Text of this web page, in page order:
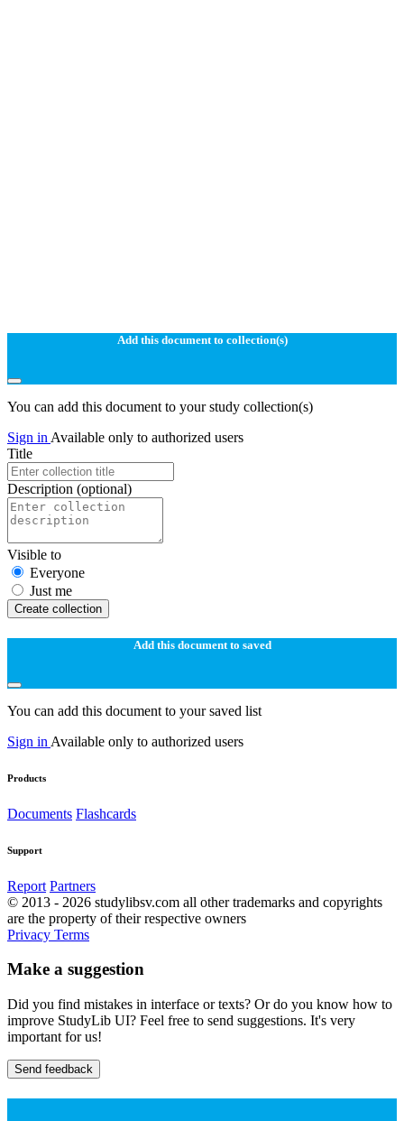
Add this document to collection(s)
You can add this document to your study collection(s)
Sign in Available only to authorized users
Title
Description (optional)
Visible to
Everyone
Just me
Create collection
Add this document to saved
You can add this document to your saved list
Sign in Available only to authorized users
Products
Documents Flashcards
Support
Report Partners
© 2013 - 2026 studylibsv.com all other trademarks and copyrights
are the property of their respective owners
Privacy Terms
Make a suggestion
Did you find mistakes in interface or texts? Or do you know how to
improve StudyLib UI? Feel free to send suggestions. It's very
important for us!
Send feedback